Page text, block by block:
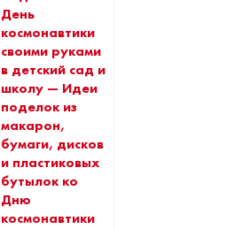
День
космонавтики
своими руками
в детский сад и
школу — Идеи
поделок из
макарон,
бумаги, дисков
и пластиковых
бутылок ко
Дню
космонавтики